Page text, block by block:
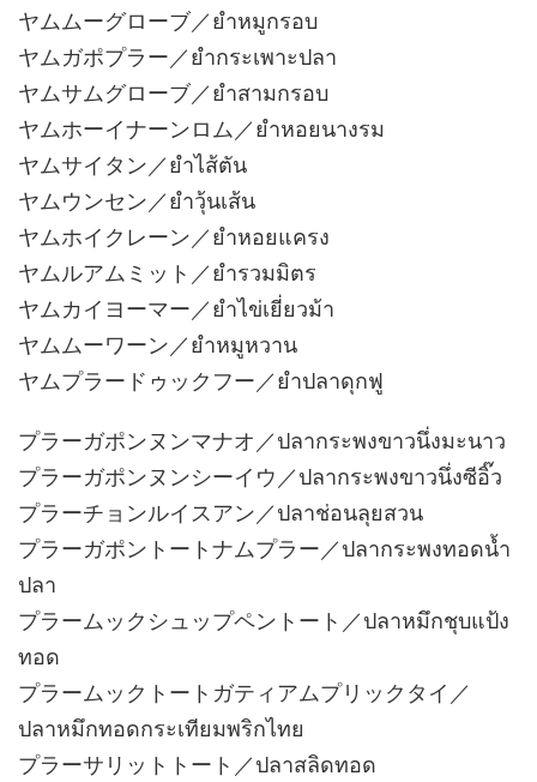
ヤムムーグローブ／ยำหมูกรอบ
ヤムガポプラー／ยำกระเพาะปลา
ヤムサムグローブ／ยำสามกรอบ
ヤムホーイナーンロム／ยำหอยนางรม
ヤムサイタン／ยำไส้ตัน
ヤムウンセン／ยำวุ้นเส้น
ヤムホイクレーン／ยำหอยแครง
ヤムルアムミット／ยำรวมมิตร
ヤムカイヨーマー／ยำไข่เยี่ยวม้า
ヤムムーワーン／ยำหมูหวาน
ヤムプラードゥックフー／ยำปลาดุกฟู
プラーガポンヌンマナオ／ปลากระพงขาวนึ่งมะนาว
プラーガポンヌンシーイウ／ปลากระพงขาวนึ่งซีอิ๊ว
プラーチョンルイスアン／ปลาช่อนลุยสวน
プラーガポントートナムプラー／ปลากระพงทอดน้ำ
ปลา
プラームックシュップペントート／ปลาหมึกชุบแป้ง
ทอด
プラームックトートガティアムプリックタイ／
ปลาหมึกทอดกระเทียมพริกไทย
プラーサリットトート／ปลาสลิดทอด